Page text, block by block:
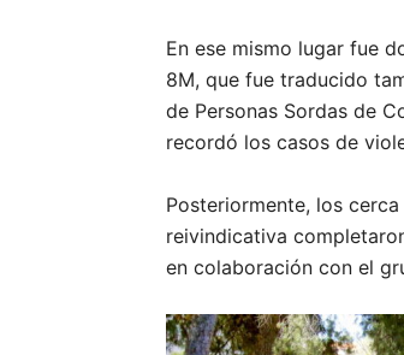
En ese mismo lugar fue
8M, que fue traducido
de Personas Sordas de
recordó los casos de
Posteriormente, los
reivindicativa
en colaboración con el